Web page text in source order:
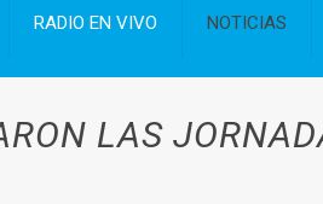
RADIO EN VIVO NOTICIAS
LAS